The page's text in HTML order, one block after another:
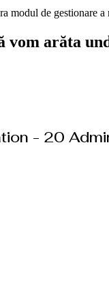
modul de gestionare
vom arăta